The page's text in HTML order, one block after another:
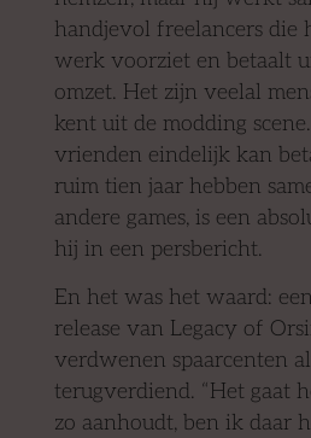
handjevol freelancers die
werk voorziet en betaalt
omzet. Het zijn veelal
kent uit de modding
vrienden eindelijk kan
ruim tien jaar hebben
andere games, is een
hij in een persbericht.
En het was het waard:
release van Legacy of
verdwenen spaarcenten
terugverdiend. “Het gaat
zo aanhoudt, ben ik daar